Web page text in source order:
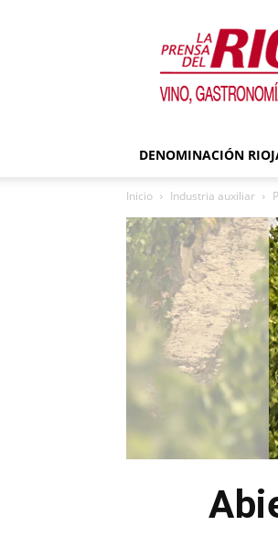
DENOMINACIÓN
Inicio Industria auxiliar